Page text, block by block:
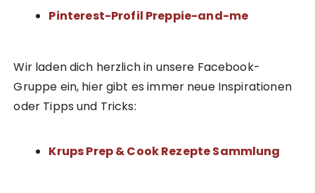
Pinterest-Profil Preppie-and-me
Wir laden dich herzlich in unsere Facebook-
Gruppe ein, hier gibt es immer neue Inspirationen
oder Tipps und Tricks:
Krups Prep & Cook Rezepte Sammlung